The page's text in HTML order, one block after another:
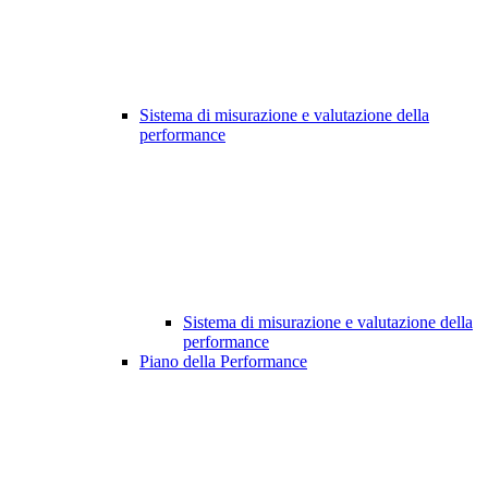
Sistema di misurazione e valutazione della
performance
Sistema di misurazione e valutazione della
performance
Piano della Performance